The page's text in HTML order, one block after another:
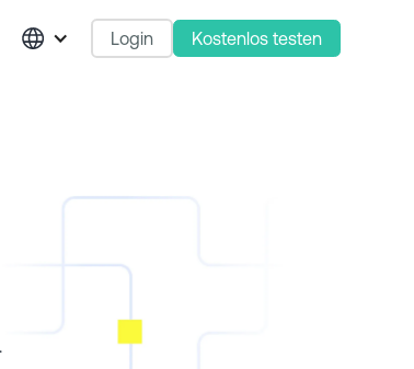
Login Kostenlos testen